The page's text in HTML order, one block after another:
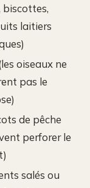
biscottes,
laitiers
oiseaux ne
pas le
de pêche
perforer le
salés ou